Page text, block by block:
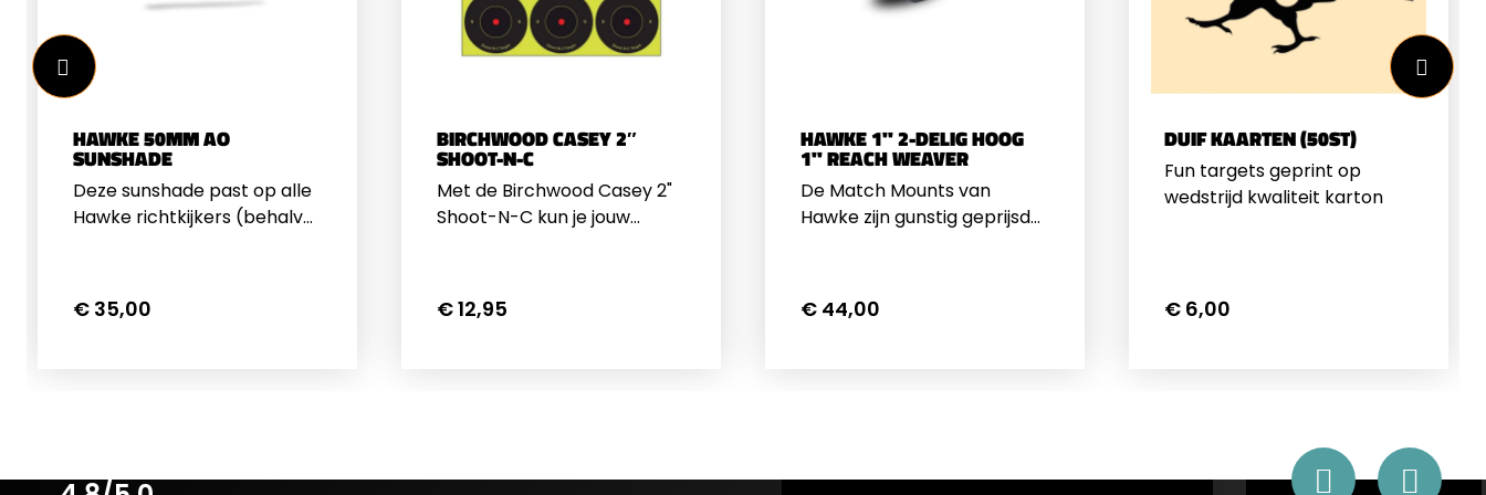
voor Hawke richtkijkers met
40mm AO OBJPast op alle
Hawke modellen behalve de
Frontier
50mm OBJPast op alle
Hawke modellen behalve de
voor Hawke richtkijkers met
40mm OBJPast op alle
Hawke modellen behalve de
HAWKE 50MM AO
SUNSHADE
Deze sunshade past op alle
Hawke richtkijkers (behalve
de voorkant van de kijker
worden geschroefd&nbsp;
richtkijkersLengte:
€ 35,00
BIRCHWOOD CASEY 2″
SHOOT-N-C
Met de Birchwood Casey 2"
Shoot-N-C kun je jouw
Wanneer je een schot
plaatst op de sticker kleurt
manier kun je de richtkijker
€ 12,95
HAWKE 1" 2-DELIG HOOG
1" REACH WEAVER
De Match Mounts van
Hawke zijn gunstig geprijsd
verreweg de meest
inzetbare voor bijna alle
Hawke montages voldoen
€ 44,00
DUIF KAARTEN (50ST)
Fun targets geprint op
wedstrijd kwaliteit karton
€ 6,00